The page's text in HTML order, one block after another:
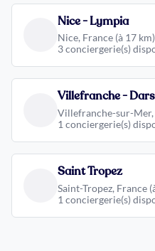
Nice - Lympia
Nice, France (à 17 km)
3 conciergerie(s)
Villefranche -
Villefranche-sur-Mer,
1 conciergerie(s)
Saint Tropez
Saint-Tropez, France
1 conciergerie(s)